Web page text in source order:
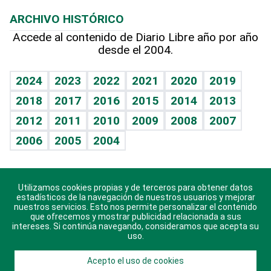
Hablando con el pediatra
Vida y familia
Eñe
Celebrando la vida
Sin complejos
En pocas palabras
Escuchando al corazón
Economía Personal
Línea de hit
TBT Deportivo
Hecho en casa
Guía del dinero
Cumpleaños
Horóscopos
Crucigramas
ARCHIVO HISTÓRICO
Accede al contenido de Diario Libre año por año
desde el 2004.
2024 2023 2022 2021 2020
2019
2018
2017 2016 2015 2014
2013
2012
2011 2010 2009 2008
2007
2006
2005 2004
Descarga nuestras aplicaciones para Android, iOS y
sistema Huawei.
Utilizamos cookies propias y de terceros para obtener datos
estadísticos de la navegación de nuestros usuarios y mejorar
nuestros servicios. Esto nos permite personalizar el contenido
que ofrecemos y mostrar publicidad relacionada a sus
intereses. Si continúa navegando, consideramos que acepta su
uso.
Acepto el uso de cookies